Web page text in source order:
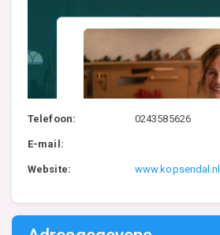
Telefoon: 0243585626
E-mail:
Website: www.kopsendal.nl